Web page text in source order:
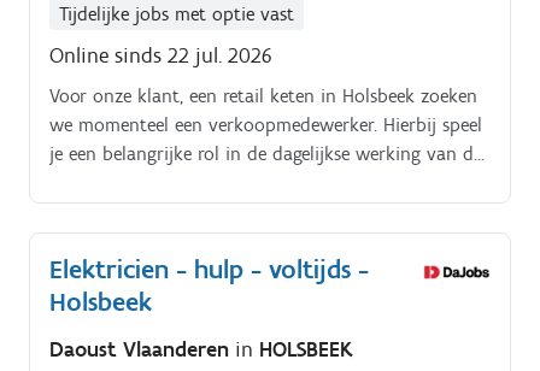
Tijdelijke jobs met optie vast
Online sinds 22 jul. 2026
Voor onze klant, een retail keten in Holsbeek zoeken
we momenteel een verkoopmedewerker. Hierbij speel
je een belangrijke rol in de dagelijkse werking van de
Elektricien - hulp - voltijds -
Holsbeek
Daoust Vlaanderen in HOLSBEEK